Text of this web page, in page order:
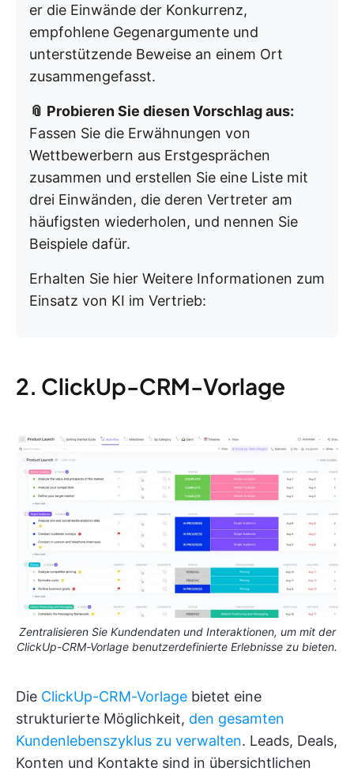
er die Einwände der Konkurrenz,
empfohlene Gegenargumente und
unterstützende Beweise an einem Ort
zusammengefasst.
📎 Probieren Sie diesen Vorschlag aus:
Fassen Sie die Erwähnungen von
Wettbewerbern aus Erstgesprächen
zusammen und erstellen Sie eine Liste mit
drei Einwänden, die deren Vertreter am
häufigsten wiederholen, und nennen Sie
Beispiele dafür.
Erhalten Sie hier Weitere Informationen zum
Einsatz von KI im Vertrieb:
2. ClickUp-CRM-Vorlage
Zentralisieren Sie Kundendaten und Interaktionen, um mit der
ClickUp-CRM-Vorlage benutzerdefinierte Erlebnisse zu bieten.
Die ClickUp-CRM-Vorlage bietet eine
strukturierte Möglichkeit, den gesamten
Kundenlebenszyklus zu verwalten. Leads, Deals,
Konten und Kontakte sind in übersichtlichen